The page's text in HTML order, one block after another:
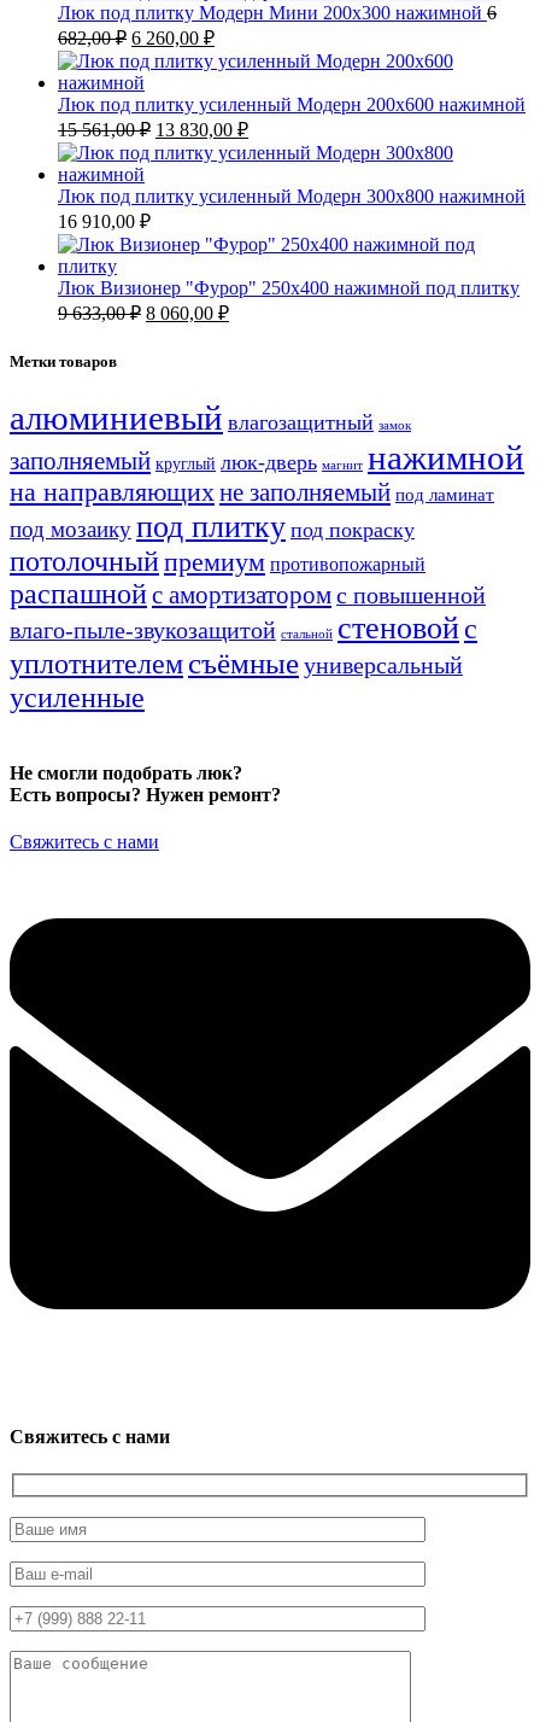
Люк под плитку Модерн Мини 200х300 нажимной 6
682,00₽ Первоначальная
цена
составляла
6
682,00 ₽.
6 260,00 ₽Текущая
цена:
6
260,00 ₽.
Люк под плитку усиленный Модерн 200х600 нажимной
15 561,00₽ Первоначальная
цена
составляла
15
13 830,00 ₽Текущая
цена:
13
830,00 ₽.
Люк под плитку усиленный Модерн 300х800 нажимной
16 910,00 ₽
Люк Визионер "Фурор" 250х400 нажимной под плитку
9 633,00₽ Первоначальная
8 060,00 ₽Текущая
Метки товаров
алюминиевый влагозащитный замок
заполняемый круглый люк-дверь магнит нажимной
на направляющихне заполняемый под ламинат
под мозаикупод плитку под покраску
потолочныйпремиум противопожарный
распашнойс амортизаторомс повышенной
влаго-пыле-звукозащитой стальной стеновойс
уплотнителемсъёмныеуниверсальный
усиленные
Не смогли подобрать люк?
Есть вопросы? Нужен ремонт?
Свяжитесь с нами
Свяжитесь с нами